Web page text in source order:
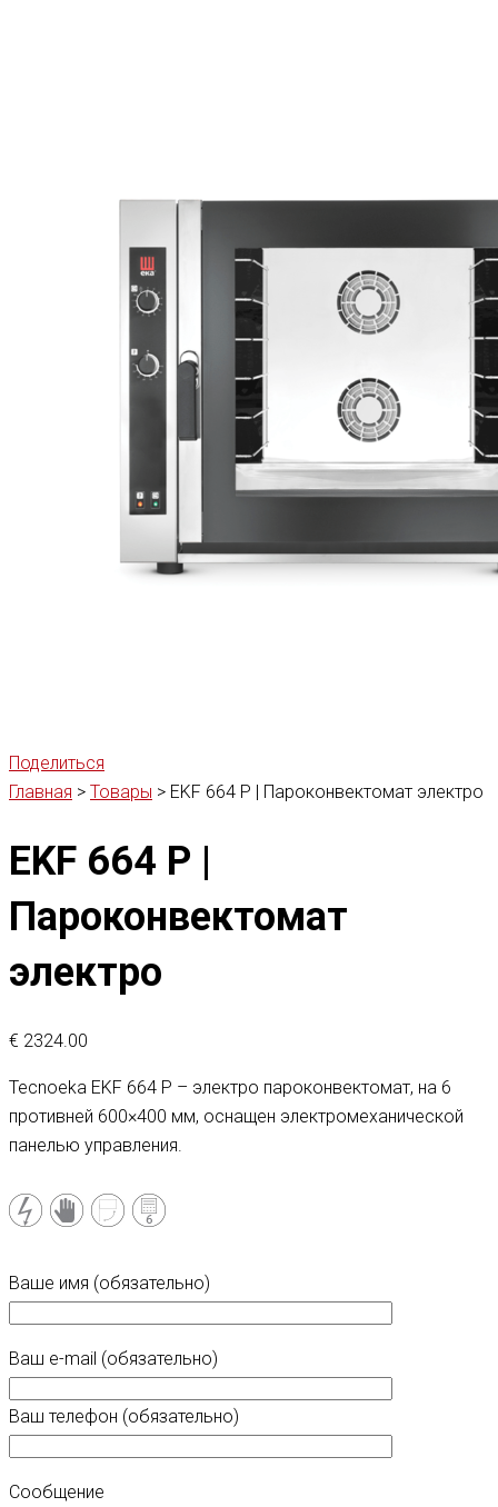
Поделиться
Главная > Товары > EKF 664 P | Пароконвектомат электро
EKF 664 P |
Пароконвектомат
электро
€ 2324.00
Tecnoeka EKF 664 P – электро пароконвектомат, на 6
противней 600×400 мм, оснащен электромеханической
панелью управления.
Ваше имя (обязательно)
Ваш e-mail (обязательно)
Ваш телефон (обязательно)
Сообщение